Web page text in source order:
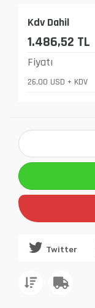
Kdv Dahil
1.486,52 TL
Fiyatı
26,00 USD + KDV
Twitter